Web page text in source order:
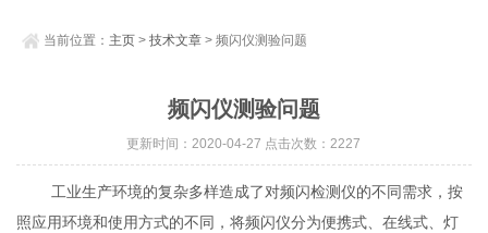
当前位置： 主页 >技术文章 > 频闪仪测验问题
频闪仪测验问题
更新时间：2020-04-27 点击次数：2227
工业生产环境的复杂多样造成了对频闪检测仪的不同需求，按
照应用环境和使用方式的不同，将频闪仪分为便携式、在线式、灯